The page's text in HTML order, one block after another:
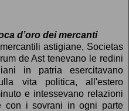
d’oro dei mercanti
astigiane, Societas
de Ast tenevano le redini
in patria esercitavano
vita politica, all'estero
e intessevano relazioni
con i sovrani in ogni parte